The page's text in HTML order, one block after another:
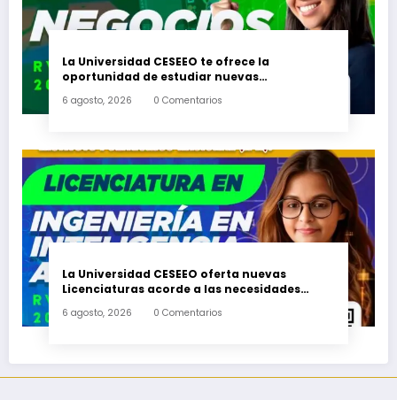
La Universidad CESEEO te ofrece la
oportunidad de estudiar nuevas
Escondido, Ixtepec y en la Matriz Juchitán.
6 agosto, 2026 0 Comentarios
La Universidad CESEEO oferta nuevas
Licenciaturas acorde a las necesidades
nivel medio superior
6 agosto, 2026 0 Comentarios